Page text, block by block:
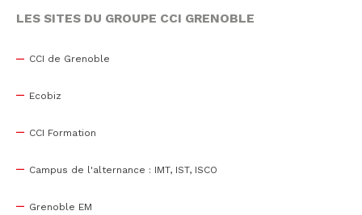
LES SITES DU GROUPE CCI GRENOBLE
CCI de Grenoble
Ecobiz
CCI Formation
Campus de l'alternance : IMT, IST, ISCO
Grenoble EM